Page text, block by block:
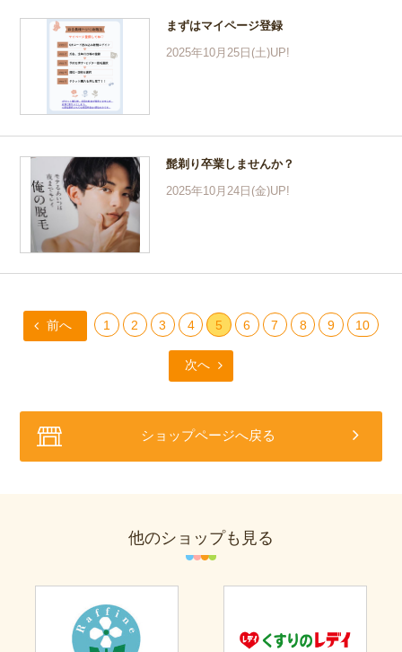
まずはマイページ登録
2025年10月25日(土)UP!
髭剃り卒業しませんか？
2025年10月24日(金)UP!
前へ 1 2 3 4 5 6 7 8 9 10
次へ
ショップページへ戻る
他のショップも見る